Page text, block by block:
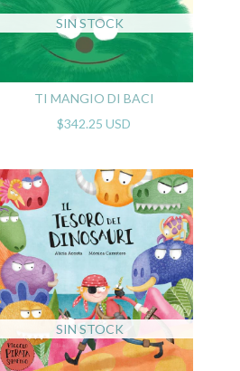
SIN STOCK
TI MANGIO DI BACI
$342.25 USD
SIN STOCK